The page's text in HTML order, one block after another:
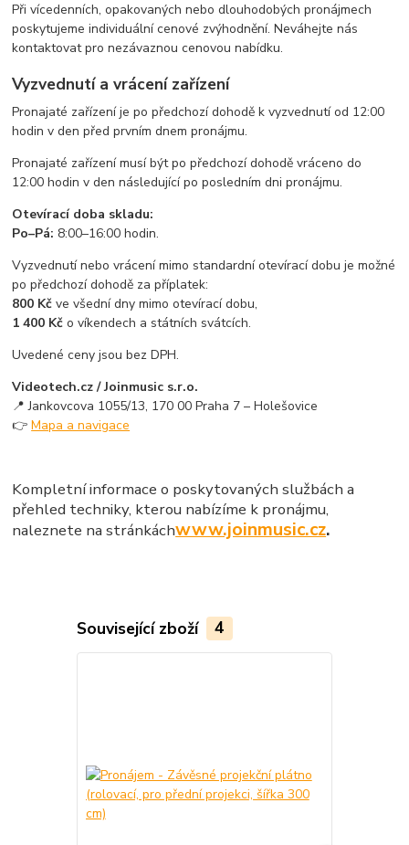
Při vícedenních, opakovaných nebo dlouhodobých pronájmech
poskytujeme individuální cenové zvýhodnění. Neváhejte nás
kontaktovat pro nezávaznou cenovou nabídku.
Vyzvednutí a vrácení zařízení
Pronajaté zařízení je po předchozí dohodě k vyzvednutí od 12:00
hodin v den před prvním dnem pronájmu.
Pronajaté zařízení musí být po předchozí dohodě vráceno do
12:00 hodin v den následující po posledním dni pronájmu.
Otevírací doba skladu:
Po–Pá: 8:00–16:00 hodin.
Vyzvednutí nebo vrácení mimo standardní otevírací dobu je možné
po předchozí dohodě za příplatek:
800 Kčve všední dny mimo otevírací dobu,
1 400 Kč o víkendech a státních svátcích.
Uvedené ceny jsou bez DPH.
Videotech.cz / Joinmusic s.r.o.
📍 Jankovcova 1055/13, 170 00 Praha 7 – Holešovice
👉Mapa a navigace
Kompletní informace o poskytovaných službách a
přehled techniky, kterou nabízíme k pronájmu,
naleznete na stránkáchwww.joinmusic.cz.
Související zboží 4